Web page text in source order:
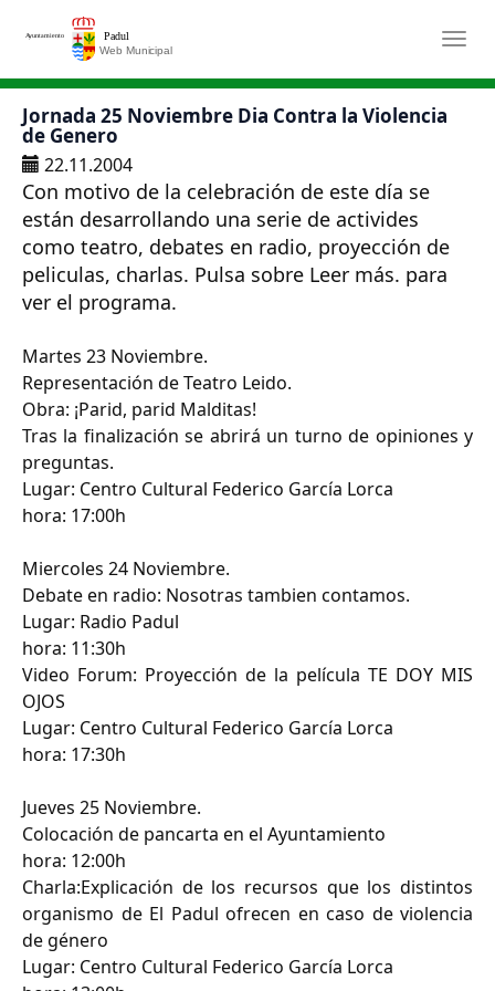
Saltar al contenido principal
Jornada 25 Noviembre Dia Contra la Violencia
de Genero
22.11.2004
Con motivo de la celebración de este día se
están desarrollando una serie de activides
como teatro, debates en radio, proyección de
peliculas, charlas. Pulsa sobre Leer más. para
ver el programa.
Martes 23 Noviembre.
Representación de Teatro Leido.
Obra: ¡Parid, parid Malditas!
Tras la finalización se abrirá un turno de opiniones y
preguntas.
Lugar: Centro Cultural Federico García Lorca
hora: 17:00h
Miercoles 24 Noviembre.
Debate en radio: Nosotras tambien contamos.
Lugar: Radio Padul
hora: 11:30h
Video Forum: Proyección de la película TE DOY MIS
OJOS
Lugar: Centro Cultural Federico García Lorca
hora: 17:30h
Jueves 25 Noviembre.
Colocación de pancarta en el Ayuntamiento
hora: 12:00h
Charla:Explicación de los recursos que los distintos
organismo de El Padul ofrecen en caso de violencia
de género
Lugar: Centro Cultural Federico García Lorca